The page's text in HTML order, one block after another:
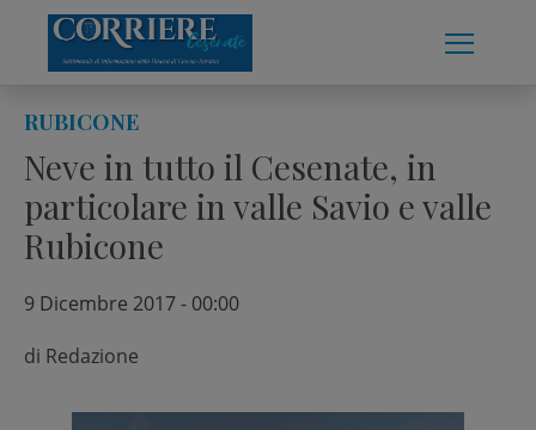
content
RUBICONE
Neve in tutto il Cesenate, in
particolare in valle Savio e valle
Rubicone
9 Dicembre 2017 - 00:00
di Redazione